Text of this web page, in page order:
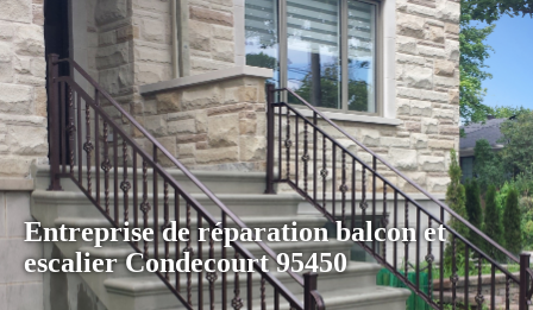
Entreprise de réparation balcon et
escalier Condecourt 95450